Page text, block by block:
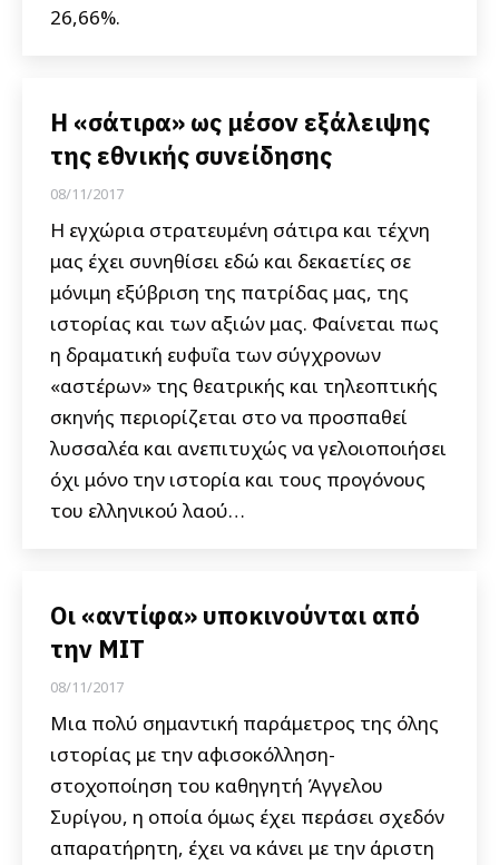
26,66%.
Η «σάτιρα» ως μέσον εξάλειψης
της εθνικής συνείδησης
08/11/2017
Η εγχώρια στρατευμένη σάτιρα και τέχνη
μας έχει συνηθίσει εδώ και δεκαετίες σε
μόνιμη εξύβριση της πατρίδας μας, της
ιστορίας και των αξιών μας. Φαίνεται πως
η δραματική ευφυΐα των σύγχρονων
«αστέρων» της θεατρικής και τηλεοπτικής
σκηνής περιορίζεται στο να προσπαθεί
λυσσαλέα και ανεπιτυχώς να γελοιοποιήσει
όχι μόνο την ιστορία και τους προγόνους
του ελληνικού λαού…
Οι «αντίφα» υποκινούνται από
την ΜΙΤ
08/11/2017
Μια πολύ σημαντική παράμετρος της όλης
ιστορίας με την αφισοκόλληση-
στοχοποίηση του καθηγητή Άγγελου
Συρίγου, η οποία όμως έχει περάσει σχεδόν
απαρατήρητη, έχει να κάνει με την άριστη